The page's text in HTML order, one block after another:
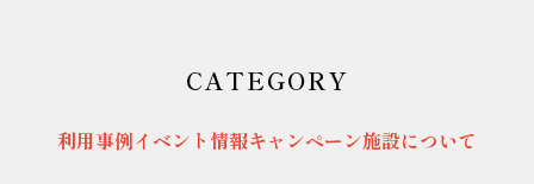
CATEGORY
利用事例イベント情報キャンペーン施設について